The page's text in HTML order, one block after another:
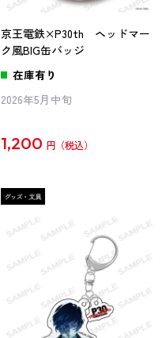
京王電鉄×P30th ヘッドマー
ク風BIG缶バッジ
在庫有り
2026年5月中旬
1,200 円